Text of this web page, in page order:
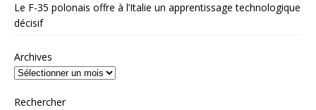
Le F-35 polonais offre à l’Italie un apprentissage technologique
décisif
Archives
Rechercher